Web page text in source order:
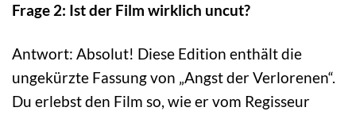
Frage 2: Ist der Film wirklich uncut?
Antwort: Absolut! Diese Edition enthält die
ungekürzte Fassung von „Angst der Verlorenen“.
Du erlebst den Film so, wie er vom Regisseur